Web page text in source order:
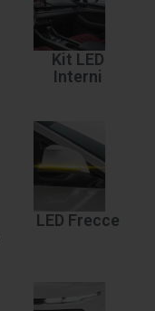
Kit LED
Interni
LED Frecce